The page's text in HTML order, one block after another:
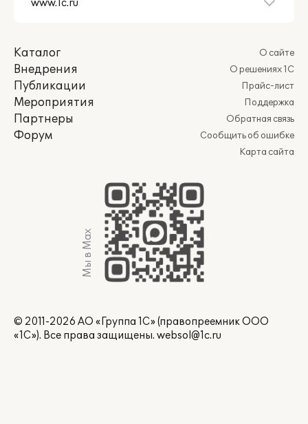
Каталог
Внедрения
Публикации
Мероприятия
Партнеры
Форум
О сайте
О решениях 1С
Прайс-лист
Поддержка
Обратная связь
Сообщить об ошибке
Карта сайта
Мы в Max
© 2011-2026 АО «Группа 1С» (правопреемник ООО
«1С»). Все права защищены. websol@1c.ru